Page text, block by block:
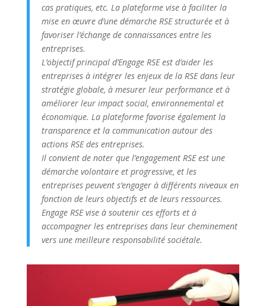
cas pratiques, etc. La plateforme vise à faciliter la
mise en œuvre d’une démarche RSE structurée et à
favoriser l’échange de connaissances entre les
entreprises.
L’objectif principal d’Engage RSE est d’aider les
entreprises à intégrer les enjeux de la RSE dans leur
stratégie globale, à mesurer leur performance et à
améliorer leur impact social, environnemental et
économique. La plateforme favorise également la
transparence et la communication autour des
actions RSE des entreprises.
Il convient de noter que l’engagement RSE est une
démarche volontaire et progressive, et les
entreprises peuvent s’engager à différents niveaux en
fonction de leurs objectifs et de leurs ressources.
Engage RSE vise à soutenir ces efforts et à
accompagner les entreprises dans leur cheminement
vers une meilleure responsabilité sociétale.